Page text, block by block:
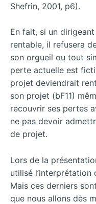
Shefrin, 2001, p6).
En fait, si un
rentable, il refusera
son orgueil ou tout
perte actuelle est
projet deviendrait
son projet (bF11)
recouvrir ses pertes
ne pas devoir
de projet.
Lors de la
utilisé l’interprétation
Mais ces derniers
que nous allons dès